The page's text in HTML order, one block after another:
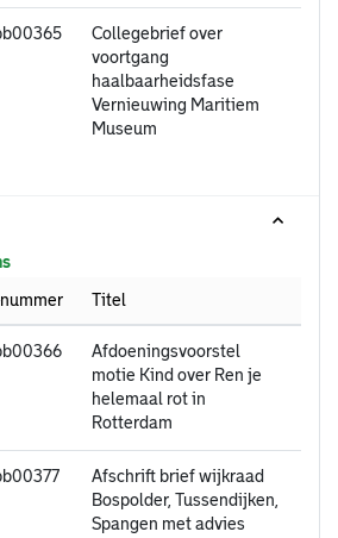
Collegebrief over
voortgang
haalbaarheidsfase
Vernieuwing Maritiem
Museum
nummer Titel
Afdoeningsvoorstel
motie Kind over Ren je
helemaal rot in
Rotterdam
Afschrift brief wijkraad
Bospolder, Tussendijken,
Spangen met advies